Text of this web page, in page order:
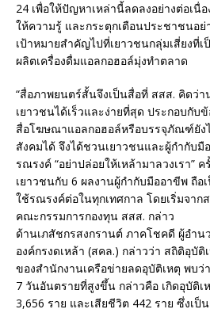
24 เพื่อให้ปัญหาเหล่านี้ลดลงอย่างต่อเนื่
ให้ความรู้ และกระตุกเตือนประชาชนอย่
เป้าหมายสำคัญไปที่เยาวชนกลุ่มเสี่ยงที่
ผลิตเครื่องดื่มแอลกอฮอล์มุ่งทำตลาด
“สื่อภาพยนตร์สั้นจึงเป็นสื่อที่ สสส. คิดว่า
เยาวชนได้เร็วและง่ายที่สุด ประกอบกับ
สื่อโฆษณาแอลกอฮอล์หรือบรรจุภัณฑ์ยัง
สังคมได้ จึงได้ชวนเยาวชนและผู้กำกับ
รณรงค์ “อย่าปล่อยให้เหล้ามาลวงเรา”
เยาวชนกับ 6 ผลงานผู้กำกับมืออาขีพ ถื
ใช้รณรงค์ต่อในทุกเทศกาล โดยเริ่มจาก
คณะกรรมการกองทุน สสส. กล่าว
ด้านเภสัชกรสงกรานต์ ภาคโชคดี ผู้อำน
องค์กรงดเหล้า (สคล.) กล่าวว่า สถิติอุบั
ของสำนักงานเครือข่ายลดอุบัติเหตุ พบว่
7 วันอันตรายที่สูงขึ้น กล่าวคือ เกิดอุบัติเ
3,656 ราย และเสียชีวิต 442 ราย ซึ่งเป็